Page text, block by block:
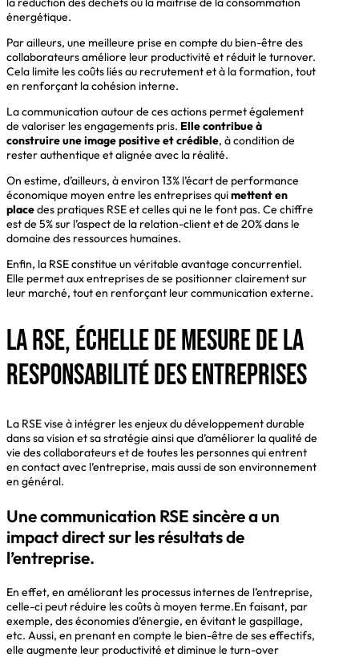
énergétique.
Par ailleurs, une meilleure prise en compte du bien-être des
collaborateurs améliore leur productivité et réduit le turnover.
Cela limite les coûts liés au recrutement et à la formation, tout
en renforçant la cohésion interne.
La communication autour de ces actions permet également
de valoriser les engagements pris. Elle contribue à
construire une image positive et crédible, à condition de
rester authentique et alignée avec la réalité.
On estime, d’ailleurs, à environ 13% l’écart de performance
économique moyen entre les entreprises quimettent en
placedes pratiques RSE et celles qui ne le font pas. Ce chiffre
est de 5% sur l’aspect de la relation-client et de 20% dans le
domaine des ressources humaines.
Enfin, la RSE constitue un véritable avantage concurrentiel.
Elle permet aux entreprises de se positionner clairement sur
leur marché, tout en renforçant leur communication externe.
La RSE, échelle de mesure de la
responsabilité des entreprises
La RSE vise à intégrer les enjeux du développement durable
dans sa vision et sa stratégie ainsi que d’améliorer la qualité de
vie des collaborateurs et de toutes les personnes qui entrent
en contact avec l’entreprise, mais aussi de son environnement
en général.
Une communication RSE sincère a un
impact direct sur les résultats de
l’entreprise.
En effet, en améliorant les processus internes de l’entreprise,
celle-ci peut réduire les coûts à moyen terme.En faisant, par
exemple, des économies d’énergie, en évitant le gaspillage,
etc. Aussi, en prenant en compte le bien-être de ses effectifs,
elle augmente leur productivité et diminue le turn-over